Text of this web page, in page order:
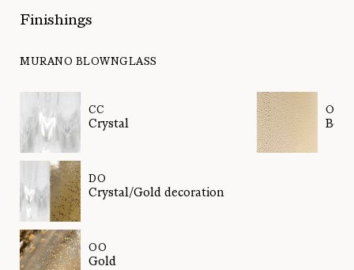
Finishings
MURANO BLOWNGLASS
CC
Crystal
DO
Crystal/Gold decoration
OO
Gold
OB